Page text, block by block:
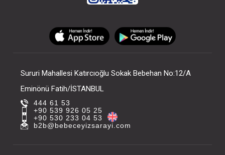
Sururi Mahallesi Katırcıoğlu Sokak Bebehan No:12/A
Eminönü Fatih/İSTANBUL
444 61 53
+90 539 926 05 25
+90 530 233 04 53
b2b@bebeceyizsarayi.com